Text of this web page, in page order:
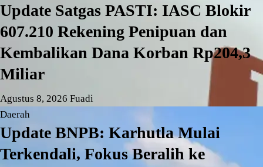
Update Satgas PASTI: IASC Blokir
607.210 Rekening Penipuan dan
Kembalikan Dana Korban Rp204,3
Miliar
Agustus 8, 2026 Fuadi
Daerah
Update BNPB: Karhutla Mulai
Terkendali, Fokus Beralih ke